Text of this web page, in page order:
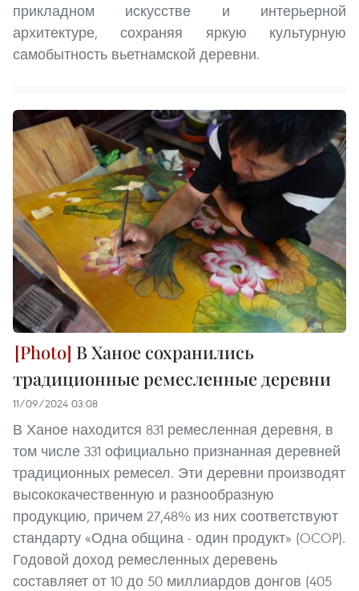
прикладном искусстве и интерьерной
архитектуре, сохраняя яркую культурную
самобытность вьетнамской деревни.
В Ханое сохранились
традиционные ремесленные деревни
11/09/2024 03:08
В Ханое находится 831 ремесленная деревня, в
том числе 331 официально признанная деревней
традиционных ремесел. Эти деревни производят
высококачественную и разнообразную
продукцию, причем 27,48% из них соответствуют
стандарту «Одна община - один продукт» (OCOP).
Годовой доход ремесленных деревень
составляет от 10 до 50 миллиардов донгов (405